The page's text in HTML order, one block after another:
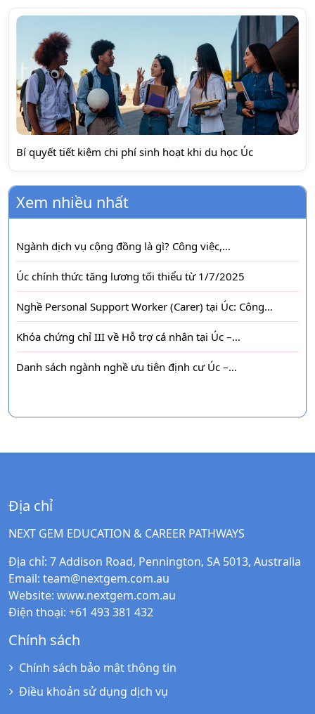
Bí quyết tiết kiệm chi phí sinh hoạt khi du học Úc
Xem nhiều nhất
Ngành dịch vụ cộng đồng là gì? Công việc,…
Úc chính thức tăng lương tối thiểu từ 1/7/2025
Nghề Personal Support Worker (Carer) tại Úc: Công…
Khóa chứng chỉ III về Hỗ trợ cá nhân tại Úc –…
Danh sách ngành nghề ưu tiên định cư Úc –…
Địa chỉ
NEXT GEM EDUCATION & CAREER PATHWAYS
Địa chỉ: 7 Addison Road, Pennington, SA 5013, Australia
Email: team@nextgem.com.au
Website: www.nextgem.com.au
Điện thoại: +61 493 381 432
Chính sách
Chính sách bảo mật thông tin
Điều khoản sử dụng dịch vụ